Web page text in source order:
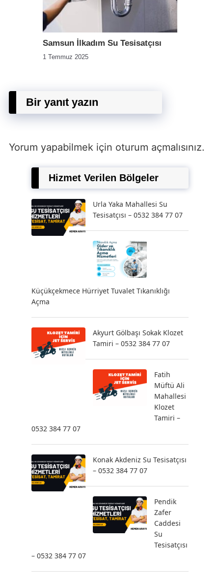
Samsun İlkadım Su Tesisatçısı
1 Temmuz 2025
Bir yanıt yazın
Yorum yapabilmek için oturum açmalısınız.
Hizmet Verilen Bölgeler
Urla Yaka Mahallesi Su
Tesisatçısı – 0532 384 77 07
Küçükçekmece Hürriyet Tuvalet Tıkanıklığı
Açma
Akyurt Gölbaşı Sokak Klozet
Tamiri – 0532 384 77 07
Fatih
Müftü Ali
Mahallesi
Klozet
Tamiri –
0532 384 77 07
Konak Akdeniz Su Tesisatçısı
– 0532 384 77 07
Pendik
Zafer
Caddesi
Su
Tesisatçısı
– 0532 384 77 07